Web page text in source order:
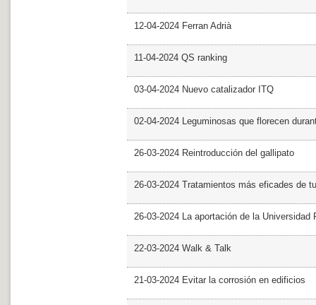
12-04-2024 Ferran Adrià
11-04-2024 QS ranking
03-04-2024 Nuevo catalizador ITQ
02-04-2024 Leguminosas que florecen
26-03-2024 Reintroducción del gallipato
26-03-2024 Tratamientos más eficades de
26-03-2024 La aportación de la Universidad
22-03-2024 Walk & Talk
21-03-2024 Evitar la corrosión en edificios